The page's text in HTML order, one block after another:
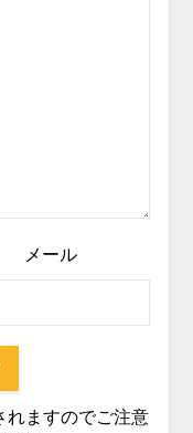
メール
れますのでご注意